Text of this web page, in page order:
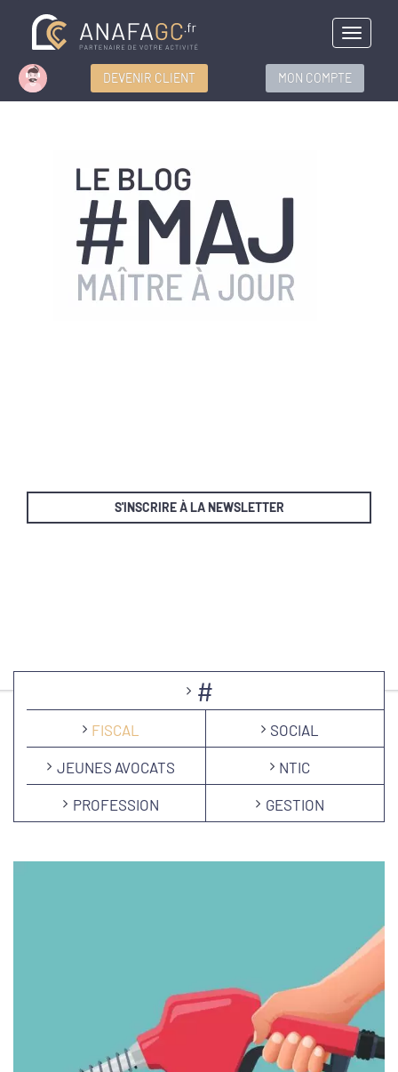
Menu
DEVENIR CLIENT MON COMPTE
S'INSCRIRE À LA NEWSLETTER
#
FISCAL SOCIAL
JEUNES AVOCATS NTIC
PROFESSION GESTION